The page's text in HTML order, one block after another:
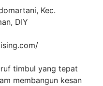
Kec.
DIY
timbul yang tepat
membangun kesan